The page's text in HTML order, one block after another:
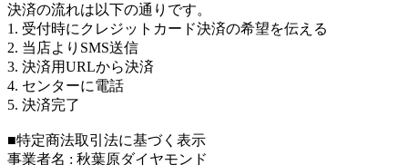
決済の流れは以下の通りです。
1. 受付時にクレジットカード決済の希望を伝える
2. 当店よりSMS送信
3. 決済用URLから決済
4. センターに電話
5. 決済完了
■特定商法取引法に基づく表示
事業者名 : 秋葉原ダイヤモンド